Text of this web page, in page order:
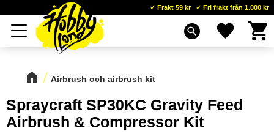
Meny
Frakt 59 kr Fri frakt från 1.000 kr
search Favoriter
Airbrush och airbrush kit
Spraycraft SP30KC Gravity Feed
Airbrush & Compressor Kit